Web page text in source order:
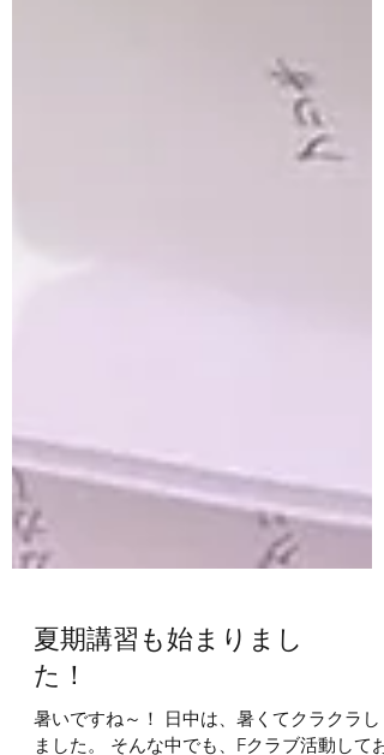
夏期講習も始まりまし
た！